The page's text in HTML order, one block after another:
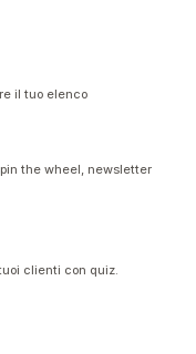
il tuo elenco
the wheel, newsletter
clienti con quiz.